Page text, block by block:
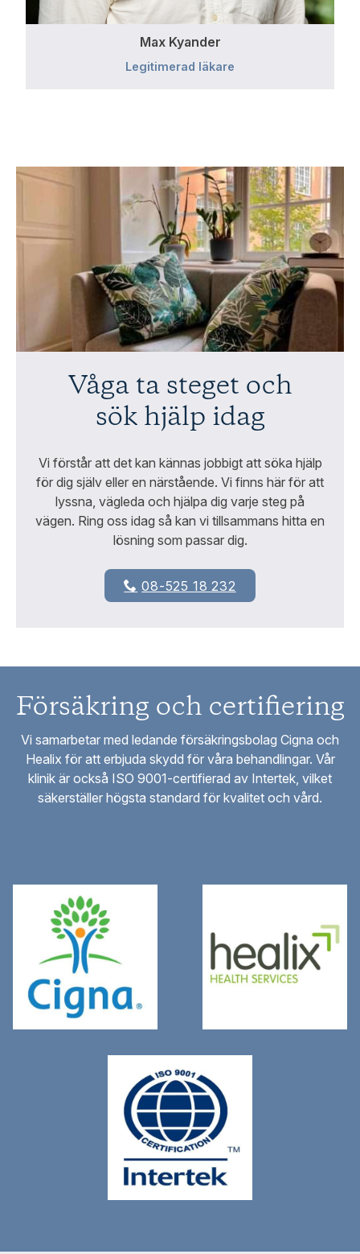
Max Kyander
Legitimerad läkare
Våga ta steget och
sök hjälp idag
Vi förstår att det kan kännas jobbigt att söka hjälp
för dig själv eller en närstående. Vi finns här för att
lyssna, vägleda och hjälpa dig varje steg på
vägen. Ring oss idag så kan vi tillsammans hitta en
lösning som passar dig.
08-525 18 232
Försäkring och certifiering
Vi samarbetar med ledande försäkringsbolag Cigna och
Healix för att erbjuda skydd för våra behandlingar. Vår
klinik är också ISO 9001-certifierad av Intertek, vilket
säkerställer högsta standard för kvalitet och vård.